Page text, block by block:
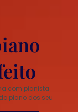
com pianista
piano dos seu